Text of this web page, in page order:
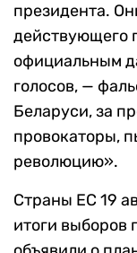
президента.
действующего
официальным
голосов, —
Беларуси, за
провокаторы,
революцию».
Страны ЕС 19
итоги выборов